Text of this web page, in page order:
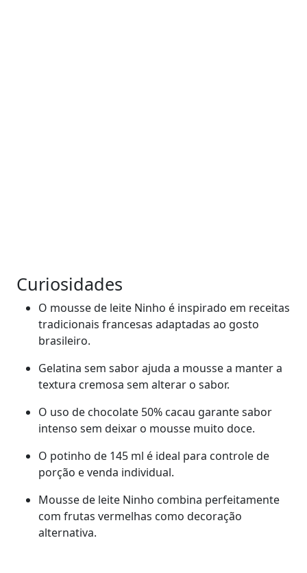
Curiosidades
O mousse de leite Ninho é inspirado em receitas
tradicionais francesas adaptadas ao gosto
brasileiro.
Gelatina sem sabor ajuda a mousse a manter a
textura cremosa sem alterar o sabor.
O uso de chocolate 50% cacau garante sabor
intenso sem deixar o mousse muito doce.
O potinho de 145 ml é ideal para controle de
porção e venda individual.
Mousse de leite Ninho combina perfeitamente
com frutas vermelhas como decoração
alternativa.